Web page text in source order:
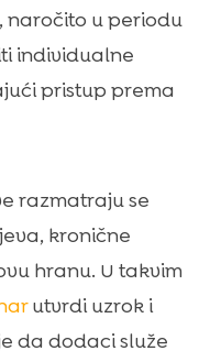
naročito u periodu
individualne
pristup prema
razmatraju se
kronične
hranu. U takvim
utvrdi uzrok i
da dodaci služe